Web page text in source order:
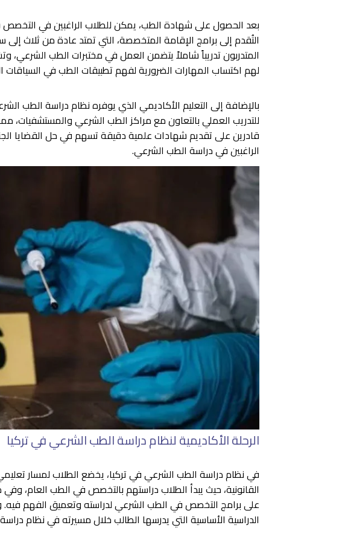
بعد الحصول على شهادة الطب، يمكن للطلاب الراغبين في
التُقدم إلى برامج الإقامة المتخصصة، التي تمتد عادة من ثلاث
المتدربون تدريباً شاملاً يتضمن العمل في مختبرات الطب الشرعي،
لهم اكتساب المهارات الضرورية لفهم تطبيقات الطب في السياقات
بالإضافة إلى التعليم الأكاديمي الذي يوفره نظام دراسة الطب
للتدريب العملي بالتعاون مع مراكز الطب الشرعي والمستشفيات،
قادرين على تقديم شهادات علمية دقيقة تسهم في حل القضايا
الراغبين في دراسة الطب الشرعي.
الرحلة الأكاديمية لنظام دراسة الطب الشرعي في تركيا
في نظام دراسة الطب الشرعي في تركيا، يخضع الطلاب لمسار
القانونية، حيث يبدأ الطلاب دراستهم بالتخصص في الطب العام،
على برامج التخصص في الطب الشرعي لدراسته وتعميق الفهم
الدراسية الأساسية التي يدرسها الطالب خلال مسيرته في نظام